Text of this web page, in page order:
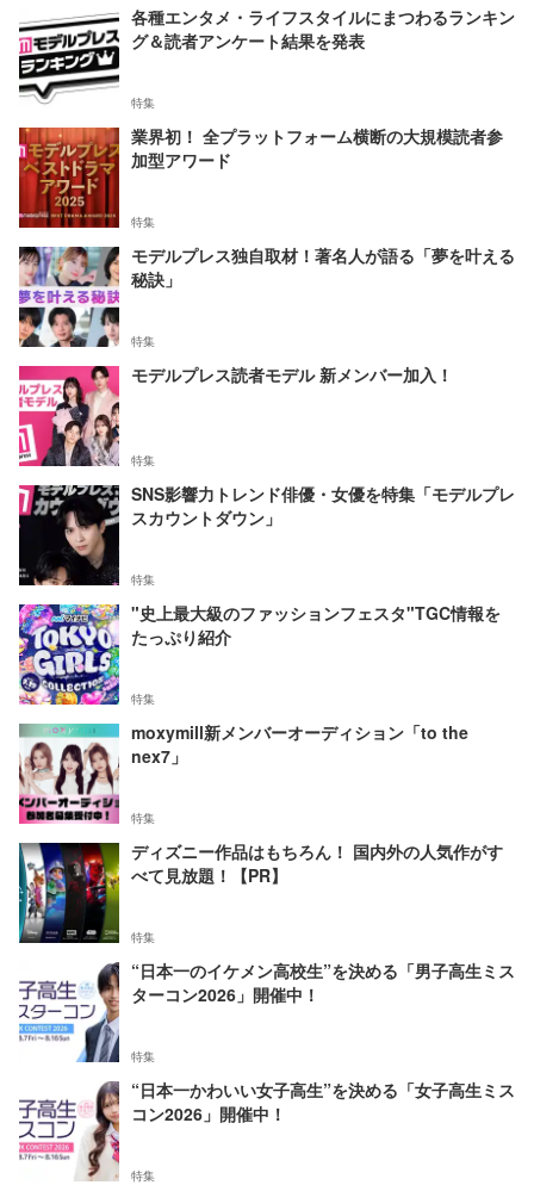
各種エンタメ・ライフスタイルにまつわるランキン
グ＆読者アンケート結果を発表
特集
業界初！ 全プラットフォーム横断の大規模読者参
加型アワード
特集
モデルプレス独自取材！著名人が語る「夢を叶える
秘訣」
特集
モデルプレス読者モデル 新メンバー加入！
特集
SNS影響力トレンド俳優・女優を特集「モデルプレ
スカウントダウン」
特集
"史上最大級のファッションフェスタ"TGC情報を
たっぷり紹介
特集
moxymill新メンバーオーディション「to the
nex7」
特集
ディズニー作品はもちろん！ 国内外の人気作がす
べて見放題！【PR】
特集
“日本一のイケメン高校生”を決める「男子高生ミス
ターコン2026」開催中！
特集
“日本一かわいい女子高生”を決める「女子高生ミス
コン2026」開催中！
特集